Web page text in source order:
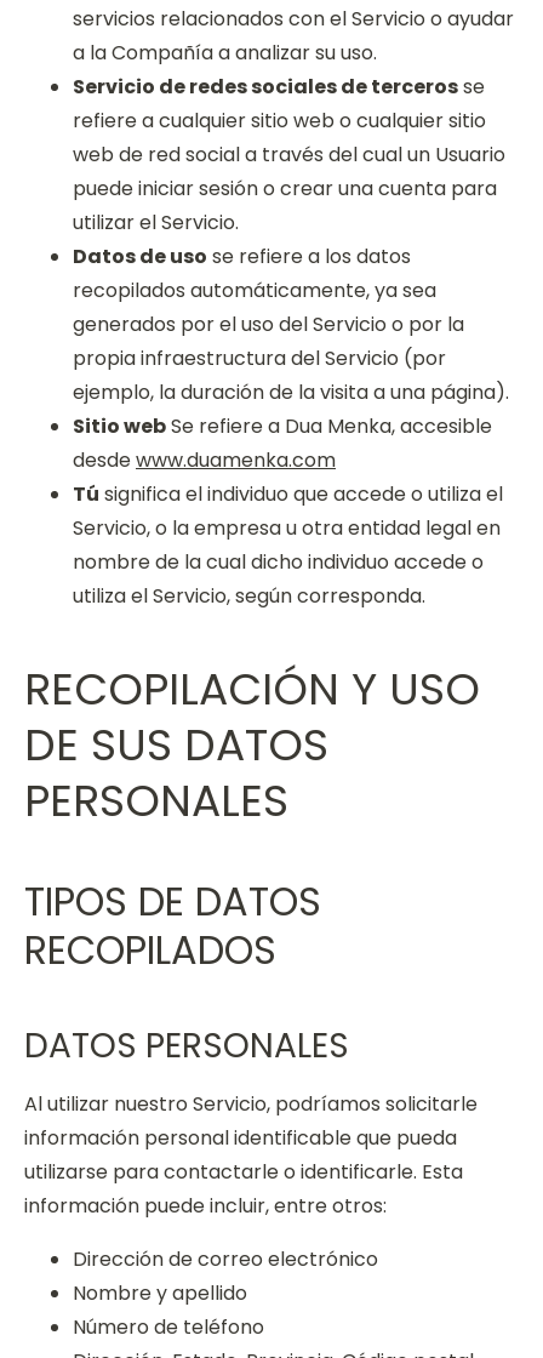
servicios relacionados con el Servicio o ayudar
a la Compañía a analizar su uso.
Servicio de redes sociales de tercerosse
refiere a cualquier sitio web o cualquier sitio
web de red social a través del cual un Usuario
puede iniciar sesión o crear una cuenta para
utilizar el Servicio.
Datos de uso se refiere a los datos
recopilados automáticamente, ya sea
generados por el uso del Servicio o por la
propia infraestructura del Servicio (por
ejemplo, la duración de la visita a una página).
Sitio webSe refiere a Dua Menka, accesible
desdewww.duamenka.com
Tú significa el individuo que accede o utiliza el
Servicio, o la empresa u otra entidad legal en
nombre de la cual dicho individuo accede o
utiliza el Servicio, según corresponda.
RECOPILACIÓN Y USO
DE SUS DATOS
PERSONALES
TIPOS DE DATOS
RECOPILADOS
DATOS PERSONALES
Al utilizar nuestro Servicio, podríamos solicitarle
información personal identificable que pueda
utilizarse para contactarle o identificarle. Esta
información puede incluir, entre otros:
Dirección de correo electrónico
Nombre y apellido
Número de teléfono